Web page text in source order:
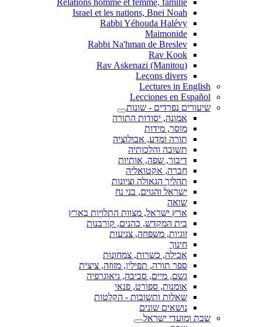
Relations homme et femme, famille
Israel et les nations, Bnei Noah
Rabbi Yéhouda Halévy
Maimonide
Rabbi Na'hman de Breslev
Rav Kook
(Rav Askenazi (Manitou
Leçons divers
Lectures in English
Lecciones en Español
שיעורים נפרדים - שונות
אמונה, יסודות התורה
מוסר, מידות
תורה ומדע, אבולוציה
תשובה והלכותיה
דיבור, שפה, אותיות
חברה, אקטואליה
תהליך הגאולה וציונות
ישראל והגוים, בני נח
שואה
ארץ ישראל, מצוות התלויות בארץ
בית המקדש, כהנים, קורבנות
זוגיות, משפחה, צניעות
חינוך
אכילה, כשרות, צמחונות
ספר תורה, תפילין, מזוזה, ציצית
גשם, מיים, סביבה, גיאוגרפיה
אומנות, ספורט, פנאי
שאלות ותשובות - הקלטות
נושאים שונים
שבת ומועדי ישראל